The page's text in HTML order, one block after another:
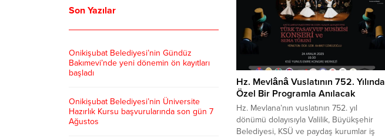
Türkiye’nin dört bir yanında yaşanan
felaketlere müdahale noktasında aktif rol
üstlenen Büyükşehir,...
Hz. Mevlânâ Vuslatının 752. Yılında
Özel Bir Programla Anılacak
Hz. Mevlana’nın vuslatının 752. yıl
dönümü dolayısıyla Valilik, Büyükşehir
Belediyesi, KSÜ ve paydaş kurumlar iş
tamamını...
Son Yazılar
Onikişubat Belediyesi’nin Gündüz
Bakımevi’nde yeni dönemin ön kayıtları
başladı
Onikişubat Belediyesi’nin Üniversite
Hazırlık Kursu başvurularında son gün 7
Ağustos